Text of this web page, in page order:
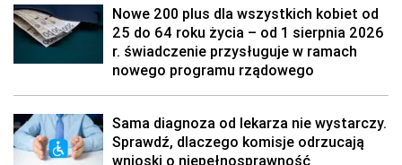
Nowe 200 plus dla wszystkich kobiet od
25 do 64 roku życia – od 1 sierpnia 2026
r. świadczenie przysługuje w ramach
nowego programu rządowego
Sama diagnoza od lekarza nie wystarczy.
Sprawdź, dlaczego komisje odrzucają
wnioski o niepełnosprawność